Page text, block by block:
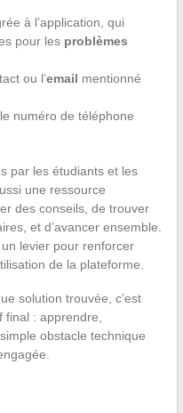
à l’application, qui
pour les problèmes
ou l’email mentionné
numéro de téléphone
par les étudiants et les
une ressource
des conseils, de trouver
et d’avancer ensemble.
un levier pour renforcer
de la plateforme.
solution trouvée, c’est
final : apprendre,
obstacle technique